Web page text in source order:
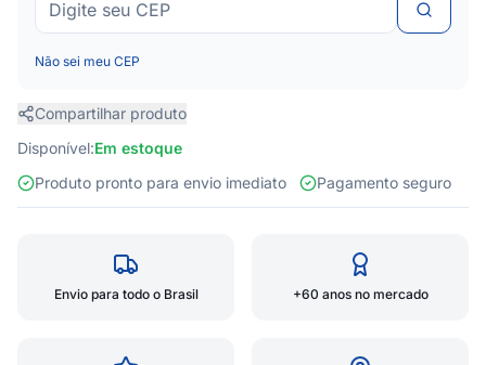
Não sei meu CEP
Compartilhar produto
Disponível:Em estoque
Produto pronto para envio imediato
Pagamento seguro
Envio para todo o Brasil +60 anos no mercado